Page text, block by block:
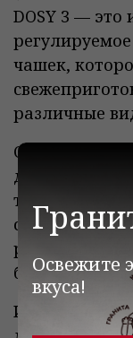
DOSY 3 — это
чашек,
различные
Система
дозирования
тары.
системы
регулирует
быстро, а в
Используя
Освежите
вкуса!